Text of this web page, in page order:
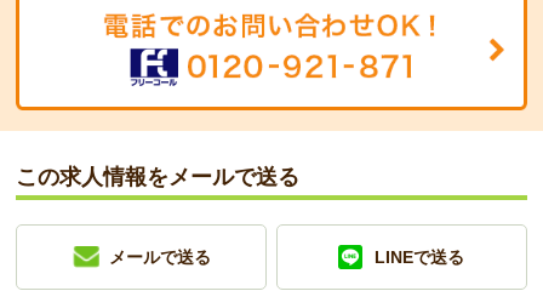
この求人情報をメールで送る
メールで送る LINEで送る